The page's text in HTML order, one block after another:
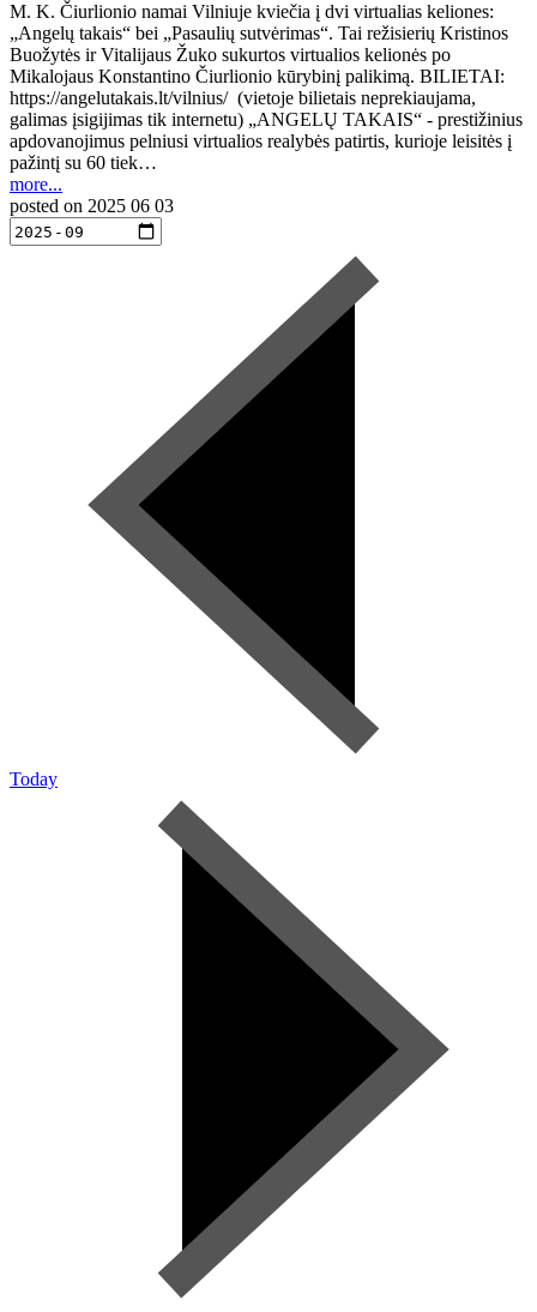
M. K. Čiurlionio namai Vilniuje kviečia į dvi virtualias keliones:
„Angelų takais“ bei „Pasaulių sutvėrimas“. Tai režisierių Kristinos
Buožytės ir Vitalijaus Žuko sukurtos virtualios kelionės po
Mikalojaus Konstantino Čiurlionio kūrybinį palikimą. BILIETAI:
https://angelutakais.lt/vilnius/ (vietoje bilietais neprekiaujama,
galimas įsigijimas tik internetu) „ANGELŲ TAKAIS“ - prestižinius
apdovanojimus pelniusi virtualios realybės patirtis, kurioje leisitės į
pažintį su 60 tiek…
more...
posted on 2025 06 03
Today